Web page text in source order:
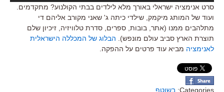
סרט אנימציה ישראלי באורך מלא לילדים בבתי הקולנוע? מתקדמים.
ועוד של המותג מיקמק, שילדי כיתה ג' שאני מקורב אליהם די
מתלהבים ממנו (אתר, בובות, ספרים, סדרת טלוויזיה, זיכיון שלם
תוצרת הארץ סביב עולם מונפש). הבלוג של המכללה הישראלית
לאנימציה מביא עוד פרטים על ההפקה.
Categories: בשוטף